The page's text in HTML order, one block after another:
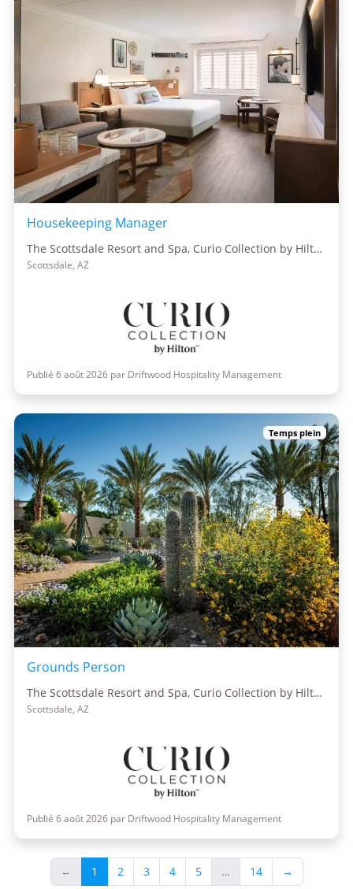
Housekeeping Manager
The Scottsdale Resort and Spa, Curio Collection by Hilton
Scottsdale, AZ
Publié 6 août 2026 par Driftwood Hospitality Management
Temps plein
Grounds Person
The Scottsdale Resort and Spa, Curio Collection by Hilton
Scottsdale, AZ
Publié 6 août 2026 par Driftwood Hospitality Management
← 1 2 3 4 5 … 14 →